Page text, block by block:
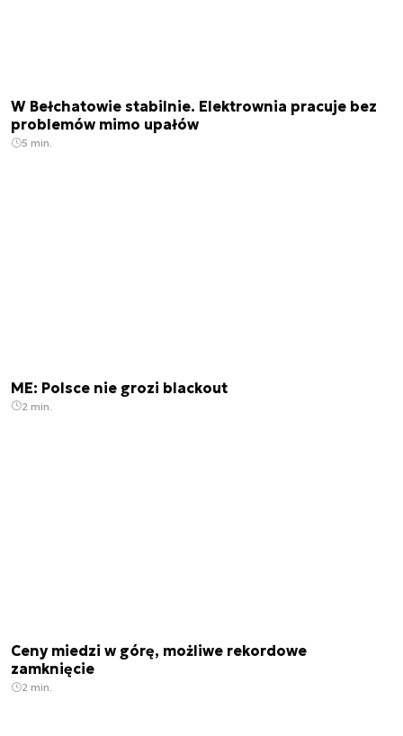
W Bełchatowie stabilnie. Elektrownia pracuje bez
problemów mimo upałów
5 min.
ME: Polsce nie grozi blackout
2 min.
Ceny miedzi w górę, możliwe rekordowe
zamknięcie
2 min.